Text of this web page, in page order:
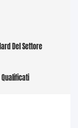
Del Settore
Qualificati